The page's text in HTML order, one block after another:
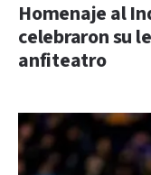
Homenaje al
celebraron su
anfiteatro